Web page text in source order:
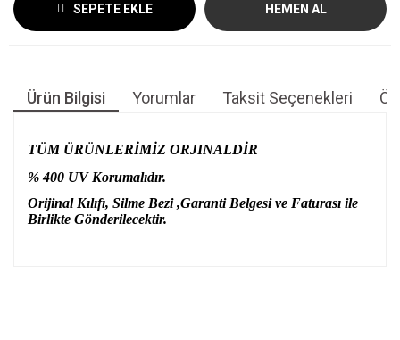
SEPETE EKLE HEMEN AL
Ürün Bilgisi Yorumlar Taksit Seçenekleri
TÜM ÜRÜNLERİMİZ ORJINALDİR
% 400 UV Korumalıdır.
Orijinal Kılıfı, Silme Bezi ,Garanti Belgesi ve Faturası ile
Birlikte Gönderilecektir.